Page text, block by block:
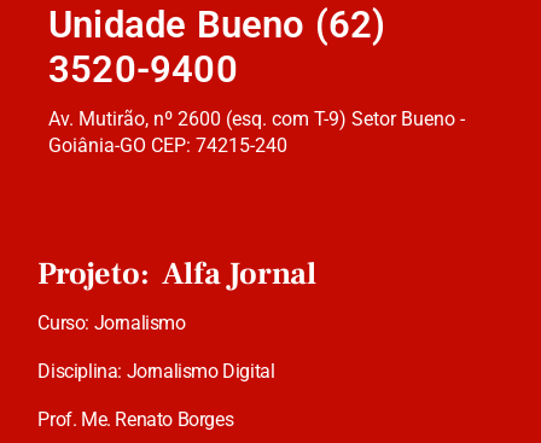
Unidade Bueno (62)
3520-9400
Av. Mutirão, nº 2600 (esq. com T-9) Setor Bueno -
Goiânia-GO CEP: 74215-240
Projeto: Alfa Jornal
Curso: Jornalismo
Disciplina: Jornalismo Digital
Prof. Me. Renato Borges